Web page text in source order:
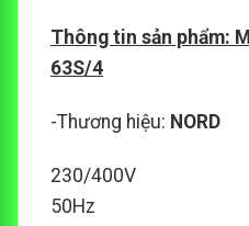
Thông tin sản phẩm:
63S/4
-Thương hiệu: NORD
230/400V
50Hz